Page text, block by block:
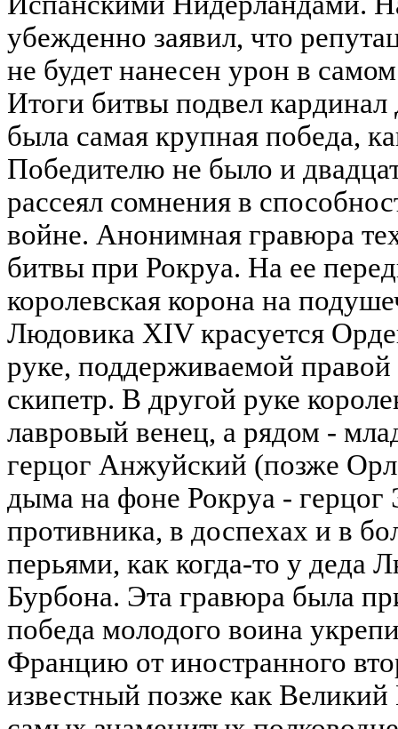
убежденно заявил, что
не будет нанесен урон в
Итоги битвы подвел
была самая крупная победа,
Победителю не было и
рассеял сомнения в
войне. Анонимная гравюра
битвы при Рокруа. На ее
королевская корона на
Людовика XIV красуется
руке, поддерживаемой правой
скипетр. В другой руке
лавровый венец, а рядом -
герцог Анжуйский (позже
дыма на фоне Рокруа -
противника, в доспехах и в
перьями, как когда-то у деда
Бурбона. Эта гравюра была
победа молодого воина
Францию от иностранного
известный позже как